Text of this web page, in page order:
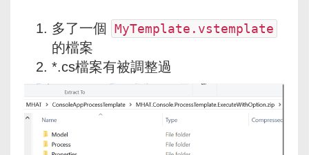
多了一個 MyTemplate.vstemplate
的檔案
*.cs檔案有被調整過